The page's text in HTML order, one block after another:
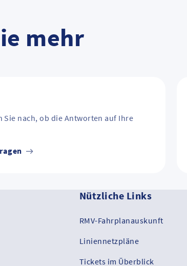
mehr
Sie nach, ob die Antworten auf Ihre
Nützliche Links
RMV-Fahrplanauskunft
Liniennetzpläne
Tickets im Überblick